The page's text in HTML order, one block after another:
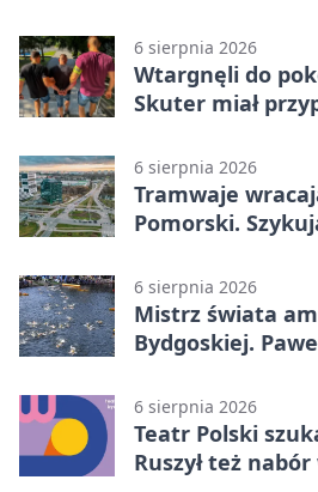
6 sierpnia 2026
Wtargnęli do
Skuter miał
6 sierpnia 2026
Tramwaje
Pomorski.
6 sierpnia 2026
Mistrz świata
Bydgoskiej.
6 sierpnia 2026
Teatr Polski
Ruszył też